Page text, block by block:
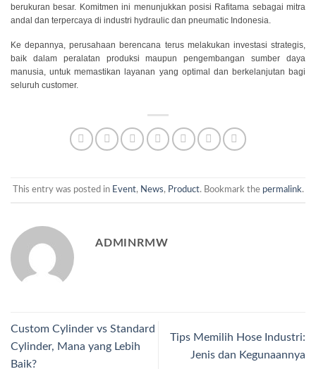
berukuran besar. Komitmen ini menunjukkan posisi Rafitama sebagai mitra
andal dan terpercaya di industri hydraulic dan pneumatic Indonesia.
Ke depannya, perusahaan berencana terus melakukan investasi strategis,
baik dalam peralatan produksi maupun pengembangan sumber daya
manusia, untuk memastikan layanan yang optimal dan berkelanjutan bagi
seluruh customer.
This entry was posted in Event, News, Product. Bookmark the permalink.
ADMINRMW
Custom Cylinder vs Standard
Cylinder, Mana yang Lebih
Baik?
Tips Memilih Hose Industri:
Jenis dan Kegunaannya